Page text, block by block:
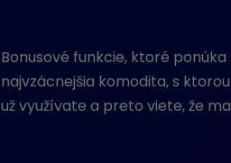
Bonusové funkcie, ktoré
najvzácnejšia komodita, s
už využívate a preto viete, že